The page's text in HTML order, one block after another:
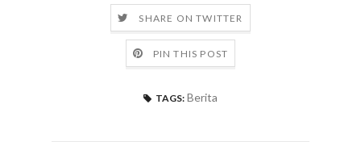
SHARE ON TWITTER
PIN THIS POST
TAGS: Berita